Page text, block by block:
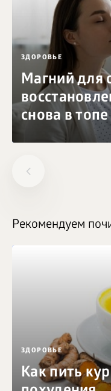
ЗДОРОВЬЕ
Магний для
снова в топе
Рекомендуем
ЗДОРОВЬЕ
Как пить